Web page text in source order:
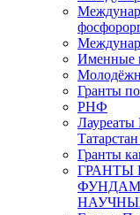
Именные
Гранты
РНФ
Лауреаты
Гранты
ГРАНТЫ